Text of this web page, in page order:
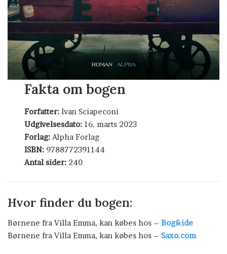
Fakta om bogen
Forfatter: Ivan Sciapeconi
Udgivelsesdato: 16. marts 2023
Forlag: Alpha Forlag
ISBN: 9788772391144
Antal sider: 240
Hvor finder du bogen:
Børnene fra Villa Emma, kan købes hos – Bog&ide
Børnene fra Villa Emma, kan købes hos – Saxo.com